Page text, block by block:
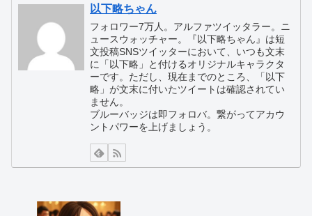
以下略ちゃん
フォロワー7万人。アルファツイッタラー。ニ
ュースウォッチャー。『以下略ちゃん』は短
文投稿SNSツイッターにおいて、いつも文末
に「以下略」と付けるオリジナルキャラクタ
ーです。ただし、現在までのところ、「以下
略」が文末に付いたツイートは確認されてい
ません。
ブルーバッジは即フォロバ。繋がってアカウ
ントパワーを上げましょう。